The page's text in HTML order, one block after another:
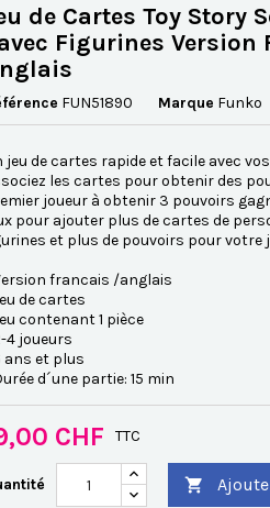
de Cartes Toy Story
Figurines Version
FUN51890 Marque Funko
jeu de cartes rapide et facile avec
les cartes pour obtenir des
joueur à obtenir 3 pouvoirs
pour ajouter plus de cartes de
et plus de pouvoirs pour votre
francais /anglais
de cartes
contenant 1 pièce
4 joueurs
ans et plus
d´une partie: 15 min
CHF TTC
